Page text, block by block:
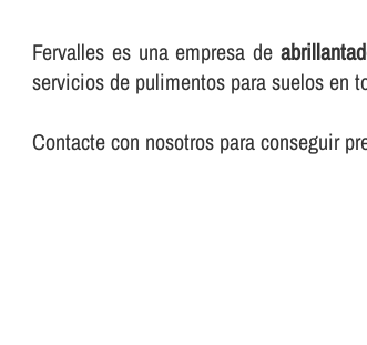
Fervalles es una empresa de
servicios de pulimentos para suelos en
Contacte con nosotros para conseguir